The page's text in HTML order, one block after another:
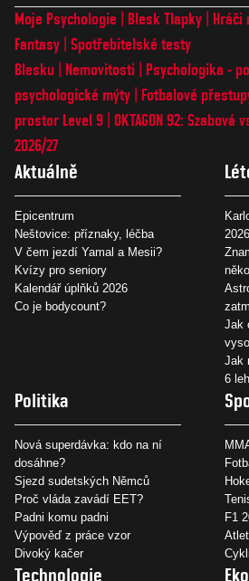
Moje Psychologie Blesk Tlapky Hráči
Fantasy Spotřebitelské testy
Blesku
Nemovitosti
Psychologika -
psychologické mýty
Fotbalové
prostor Level 9 OKTAGON 92: Szabová
2026/27
Aktuálně
Epicentrum
Neštovice: příznaky, léčba
V čem jezdí Yamal a Mesii?
Kvízy pro seniory
Kalendář úplňků 2026
Co je bodycount?
2026
Jak
Jak
6
Politika
Nová superdávka: kdo na ní
dosáhne?
Sjezd sudetských Němců
Proč vláda zavádí EET?
Padni komu padni
Výpověď z práce vzor
Divoký kačer
F1
Technologie